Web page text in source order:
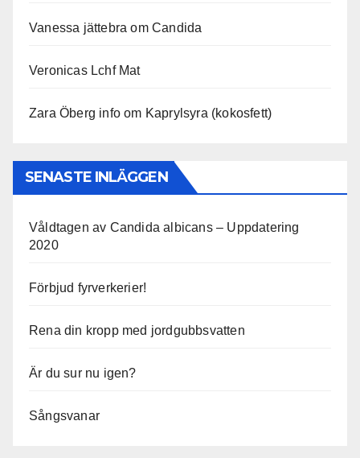
Vanessa jättebra om Candida
Veronicas Lchf Mat
Zara Öberg info om Kaprylsyra (kokosfett)
SENASTE INLÄGGEN
Våldtagen av Candida albicans – Uppdatering
2020
Förbjud fyrverkerier!
Rena din kropp med jordgubbsvatten
Är du sur nu igen?
Sångsvanar